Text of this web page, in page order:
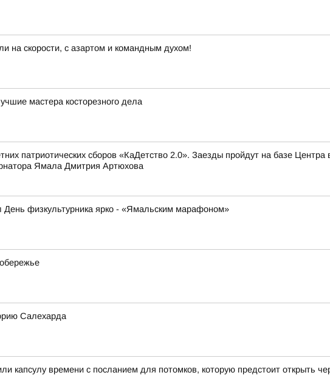
на скорости, с азартом и командным духом!
мастера косторезного дела
патриотических сборов «КаДетство 2.0». Заезды пройдут на базе Центра
Ямала Дмитрия Артюхова
физкультурника ярко - «Ямальским марафоном»
Салехарда
капсулу времени с посланием для потомков, которую предстоит открыть